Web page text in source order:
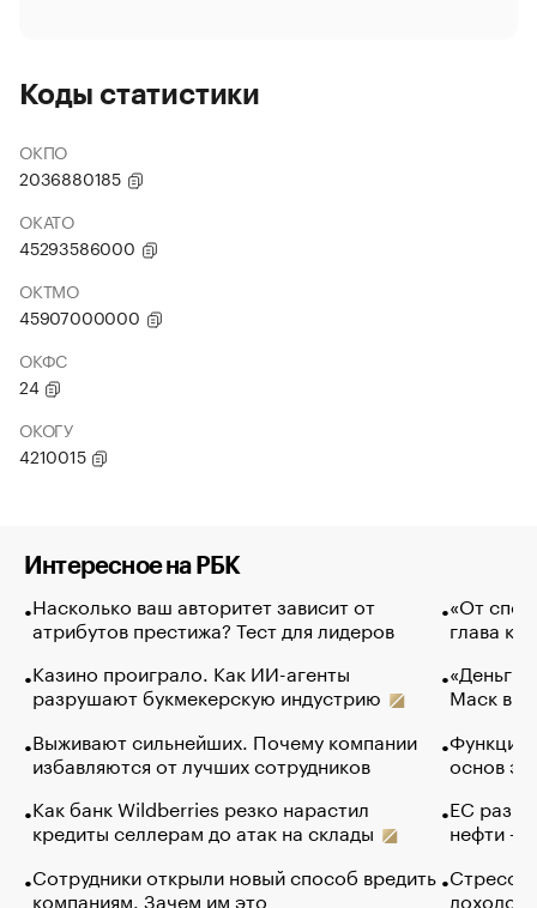
Коды статистики
ОКПО
2036880185
ОКАТО
45293586000
ОКТМО
45907000000
ОКФС
24
ОКОГУ
4210015
Интересное на РБК
Насколько ваш авторитет зависит от
атрибутов престижа? Тест для лидеров
Казино проиграло. Как ИИ-агенты
разрушают букмекерскую индустрию
Выживают сильнейших. Почему компании
избавляются от лучших сотрудников
Как банк Wildberries резко нарастил
кредиты селлерам до атак на склады
Сотрудники открыли новый способ вредить
компаниям. Зачем им это
«От
глава
«Деньги
Маск в
Функции
основ
ЕС
нефти —
Стресс
доходов